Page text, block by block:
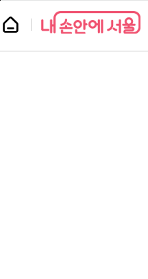
본
문
바
로
뉴
스
페
이
지
상